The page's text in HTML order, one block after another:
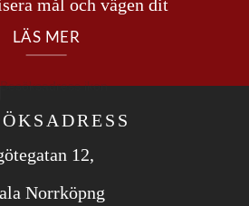
mål och vägen dit
LÄS MER
12,
Norrköpng